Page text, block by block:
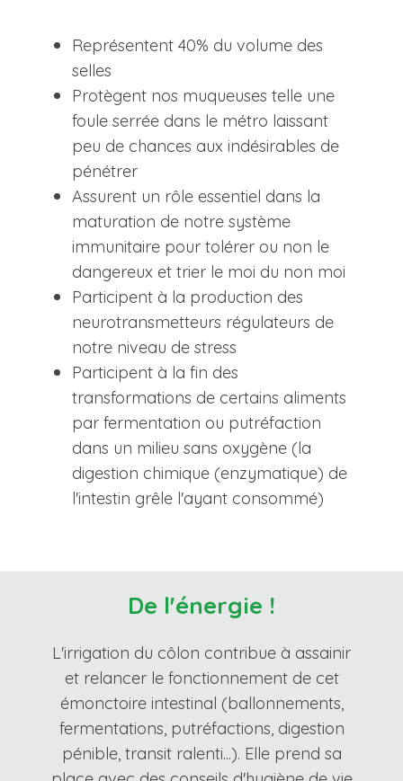
Représentent 40% du volume des
selles
Protègent nos muqueuses telle une
foule serrée dans le métro laissant
peu de chances aux indésirables de
pénétrer
Assurent un rôle essentiel dans la
maturation de notre système
immunitaire pour tolérer ou non le
dangereux et trier le moi du non moi
Participent à la production des
neurotransmetteurs régulateurs de
notre niveau de stress
Participent à la fin des
transformations de certains aliments
par fermentation ou putréfaction
dans un milieu sans oxygène (la
digestion chimique (enzymatique) de
l'intestin grêle l'ayant consommé)
De l'énergie !
L'irrigation du côlon contribue à assainir
et relancer le fonctionnement de cet
émonctoire intestinal (ballonnements,
fermentations, putréfactions, digestion
pénible, transit ralenti...). Elle prend sa